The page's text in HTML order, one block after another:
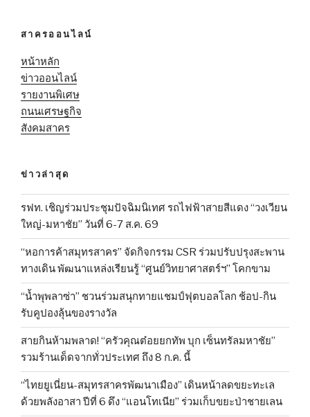
สาครออนไลน์
หน้าหลัก
ข่าวออนไลน์
รายงานพิเศษ
ถนนเศรษฐกิจ
สังคมสาคร
ข่าวล่าสุด
รฟท. เชิญร่วมประชุมปัจฉิมนิเทศ รถไฟฟ้าสายสีแดง “วงเวียน
ใหญ่-มหาชัย” วันที่ 6-7 ส.ค. 69
“หอการค้าสมุทรสาคร” จัดกิจกรรม CSR ร่วมปรับปรุงสะพาน
ทางเดิน พัฒนาแหล่งเรียนรู้ “ศูนย์วิทยาศาสตร์ฯ” โคกขาม
“น้ำพุพลาซ่า” ชวนร่วมสนุกทายแชมป์ฟุตบอลโลก ช้อป-กิน
รับคูปองลุ้นของรางวัล
สายกินห้ามพลาด! “ครัวคุณต๋อยยกทัพ บุก เซ็นทรัลมหาชัย”
รวมร้านเด็ดจากทั่วประเทศ ถึง 8 ก.ค. นี้
“ไทยยูเนี่ยน-สมุทรสาครพัฒนาเมือง” เดินหน้าลดขยะทะเล
ด้วยพลังอาสา ปีที่ 6 ดึง “แอนโทเนีย” ร่วมเก็บขยะป่าชายเลน